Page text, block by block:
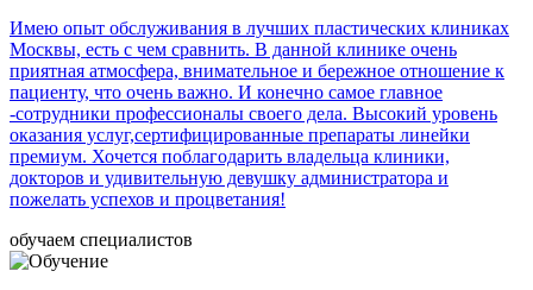
Имею опыт обслуживания в лучших пластических клиниках
Москвы, есть с чем сравнить. В данной клинике очень
приятная атмосфера, внимательное и бережное отношение к
пациенту, что очень важно. И конечно самое главное
-сотрудники профессионалы своего дела. Высокий уровень
оказания услуг,сертифицированные препараты линейки
премиум. Хочется поблагодарить владельца клиники,
докторов и удивительную девушку администратора и
пожелать успехов и процветания!
обучаем специалистов